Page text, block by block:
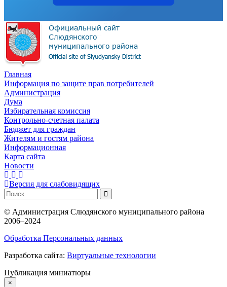
Главная
Информация по защите прав потребителей
Администрация
Дума
Избирательная комиссия
Контрольно-счетная палата
Бюджет для граждан
Жителям и гостям района
Информационная
Карта сайта
Новости
Версия для слабовидящих
© Администрация Слюдянского муниципального района
2006–2024
Обработка Персональных данных
Разработка сайта: Виртуальные технологии
Публикация миниатюры
×